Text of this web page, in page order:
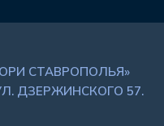
СТАВРОПОЛЬЯ»
ДЗЕРЖИНСКОГО 57.